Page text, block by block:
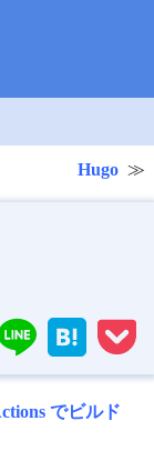
Hugo
でビルド